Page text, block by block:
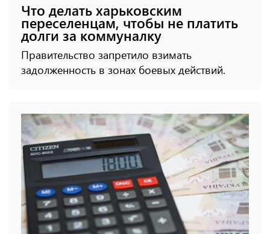
Что делать харьковским
переселенцам, чтобы не платить
долги за коммуналку
Правительство запретило взимать
задолженность в зонах боевых действий.